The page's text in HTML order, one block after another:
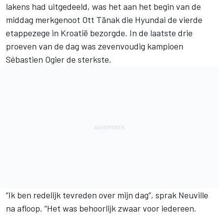
lakens had uitgedeeld, was het aan het begin van de
middag merkgenoot Ott Tänak die Hyundai de vierde
etappezege in Kroatië bezorgde. In de laatste drie
proeven van de dag was zevenvoudig kampioen
Sébastien Ogier de sterkste.
“Ik ben redelijk tevreden over mijn dag”, sprak Neuville
na afloop. “Het was behoorlijk zwaar voor iedereen.